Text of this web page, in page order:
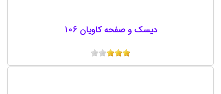
دیسک و صفحه کاویان 106